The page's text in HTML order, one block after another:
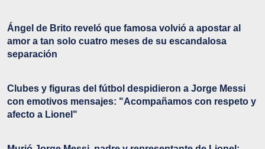
Ángel de Brito reveló que famosa volvió a apostar al
amor a tan solo cuatro meses de su escandalosa
separación
Clubes y figuras del fútbol despidieron a Jorge Messi
con emotivos mensajes: "Acompañamos con respeto y
afecto a Lionel"